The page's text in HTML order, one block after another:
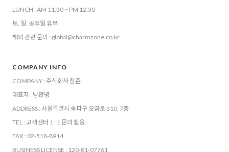
LUNCH : AM 11:30 ~ PM 12:30
토, 일, 공휴일 휴무
해외 관련 문의 : global@charmzone.co.kr
COMPANY INFO
COMPANY : 주식회사 참존
대표자 : 남관녕
ADDRESS : 서울특별시 송파구 오금로 310, 7층
TEL : 고객센터 1 : 1 문의 활용
FAX : 02-518-8914
BUSINESS LICENSE : 120-81-07761